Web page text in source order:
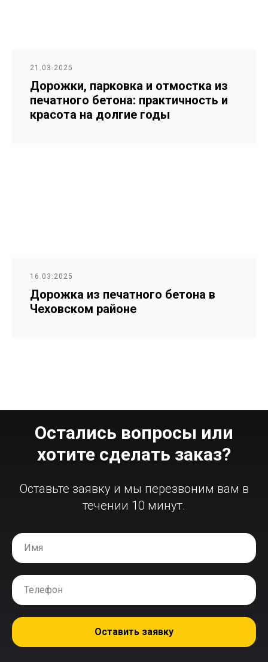
21.03.2025
Дорожки, парковка и отмостка из
печатного бетона: практичность и
красота на долгие годы
16.03.2025
Дорожка из печатного бетона в
Чеховском районе
Остались вопросы или
хотите сделать заказ?
Оставьте заявку и мы перезвоним вам в
течении 10 минут.
Оставить заявку